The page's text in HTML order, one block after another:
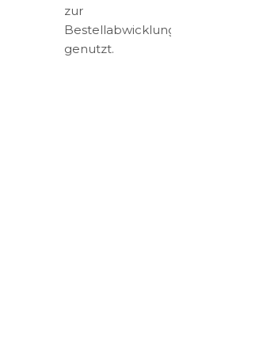
zur
Bestellabwicklung
genutzt.